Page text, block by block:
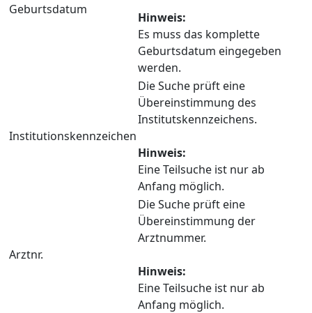
Geburtsdatum
Hinweis:
Es muss das komplette
Geburtsdatum eingegeben
werden.
Institutionskennzeichen
Die Suche prüft eine
Übereinstimmung des
Institutskennzeichens.
Hinweis:
Eine Teilsuche ist nur ab
Anfang möglich.
Arztnr.
Die Suche prüft eine
Übereinstimmung der
Arztnummer.
Hinweis:
Eine Teilsuche ist nur ab
Anfang möglich.